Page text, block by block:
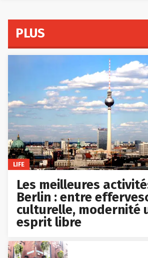
PLUS
LIFE
Les meilleures
Berlin : entre
culturelle, modernité
esprit libre